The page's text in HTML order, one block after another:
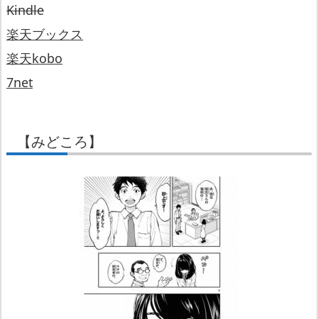
Kindle
楽天ブックス
楽天kobo
7net
【みどころ】